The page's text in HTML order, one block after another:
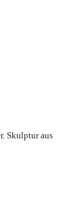
Skulptur aus